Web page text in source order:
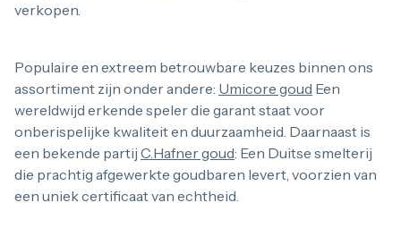
verkopen.
Populaire en extreem betrouwbare keuzes binnen ons
assortiment zijn onder andere: Umicore goud Een
wereldwijd erkende speler die garant staat voor
onberispelijke kwaliteit en duurzaamheid. Daarnaast is
een bekende partij C.Hafner goud: Een Duitse smelterij
die prachtig afgewerkte goudbaren levert, voorzien van
een uniek certificaat van echtheid.